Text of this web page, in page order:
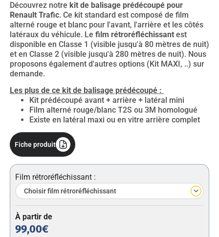
Découvrez notre kit de balisage prédécoupé pour
Renault Trafic. Ce kit standard est composé de film
alterné rouge et blanc pour l'avant, l'arrière et les côtés
latéraux du véhicule. Le film rétroréfléchissant est
disponible en Classe 1 (visible jusqu'à 80 mètres de nuit)
et en Classe 2 (visible jusqu'à 280 mètres de nuit). Nous
proposons également d'autres options (Kit MAXI, ..) sur
demande.
Les plus de ce kit de balisage prédécoupé :
Kit prédécoupé avant + arrière + latéral mini
Film alterné rouge/blanc T2S ou 3M homologué
Existe en latéral maxi ou en vitre arrière complet
Fiche produit
Film rétroréfléchissant :
À partir de
99,00€